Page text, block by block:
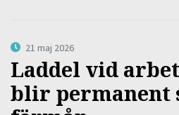
21 maj 2026
Laddel vid
blir permanent